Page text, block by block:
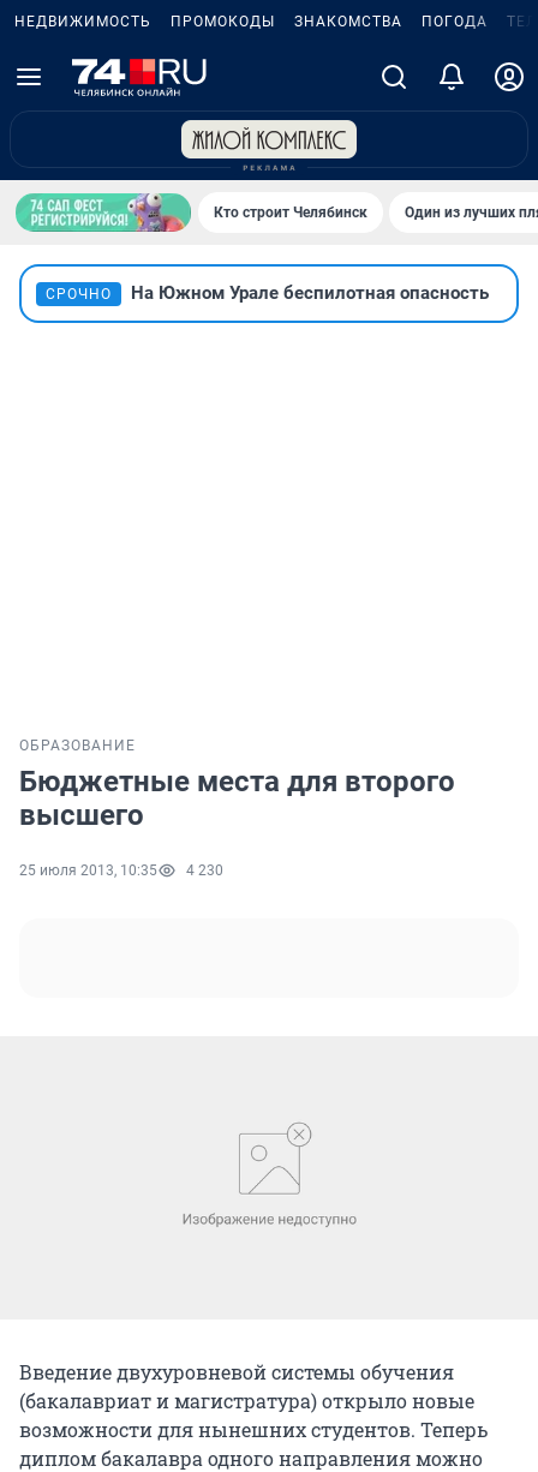
НЕДВИЖИМОСТЬ ПРОМОКОДЫ ЗНАКОМСТВА ПОГОДА
Кто строит Челябинск Один из лучших
СРОЧНО На Южном Урале беспилотная опасность
ОБРАЗОВАНИЕ
Бюджетные места для второго
высшего
25 июля 2013, 10:35 4 230
Введение двухуровневой системы обучения
(бакалавриат и магистратура) открыло новые
возможности для нынешних студентов. Теперь
диплом бакалавра одного направления можно